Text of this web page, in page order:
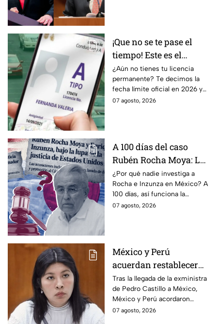
¡Que no se te pase el
tiempo! Este es el
último día para
tramitar la licencia
permanente en CDMX y
Edomex
¿Aún no tienes tu licencia
permanente? Te decimos la
fecha límite oficial en 2026 y
los requisitos para tramitarla
07 agosto, 2026
A 100 días del caso
Rubén Rocha Moya: La
estrategia de Morena
para blindar al
gobernador de Sinaloa
¿Por qué nadie investiga a
Rocha e Inzunza en México? A
100 días, así funciona la
estrategia de Morena para
07 agosto, 2026
México y Perú
acuerdan restablecer
relaciones
diplomáticas tras
llegada de Betssy
Chávez al país
Tras la llegada de la exministra
de Pedro Castillo a México,
México y Perú acordaron
reanudar relaciones desde
07 agosto, 2026